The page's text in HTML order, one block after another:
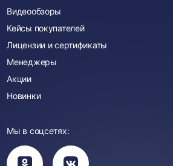
Видеообзоры
Кейсы покупателей
Лицензии и сертификаты
Менеджеры
Акции
Новинки
Мы в соцсетях:
Вы
перейдете
Вы
перейдете